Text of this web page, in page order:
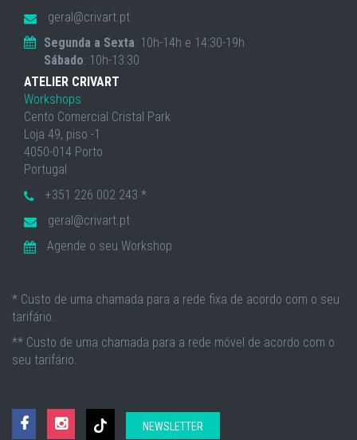
geral@crivart.pt
Segunda a Sexta: 10h-14h e 14:30-19h
Sábado: 10h-13:30
ATELIER CRIVART
Workshops
Cento Comercial Cristal Park
Loja 49, piso -1
4050-014 Porto
Portugal
+351 226 002 243 *
geral@crivart.pt
Agende o seu Workshop
* Custo de uma chamada para a rede fixa de acordo com o seu
tarifário.
** Custo de uma chamada para a rede móvel de acordo com o
seu tarifário.
NEWSLETTER